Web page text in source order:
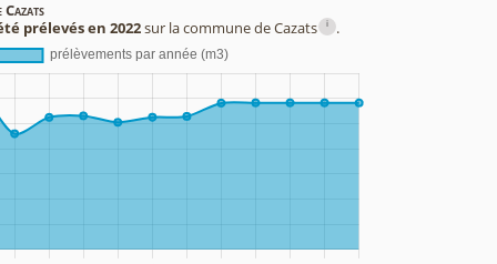
Cazats
prélevés en 2022sur la commune de Cazats i .